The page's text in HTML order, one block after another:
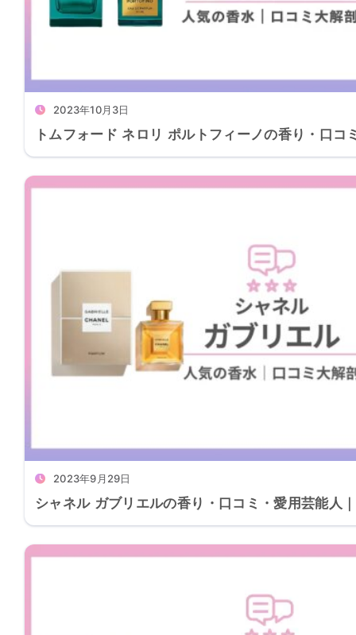
2023年10月3日
トムフォード ネロリ ポルトフィーノの香り・口コ
2023年9月29日
シャネル ガブリエルの香り・口コミ・愛用芸能人